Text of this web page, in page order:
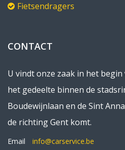
Fietsendragers
CONTACT
U vindt onze zaak in het
het gedeelte binnen de
Boudewijnlaan en de Sint
de richting Gent komt.
Email info@carservice.be